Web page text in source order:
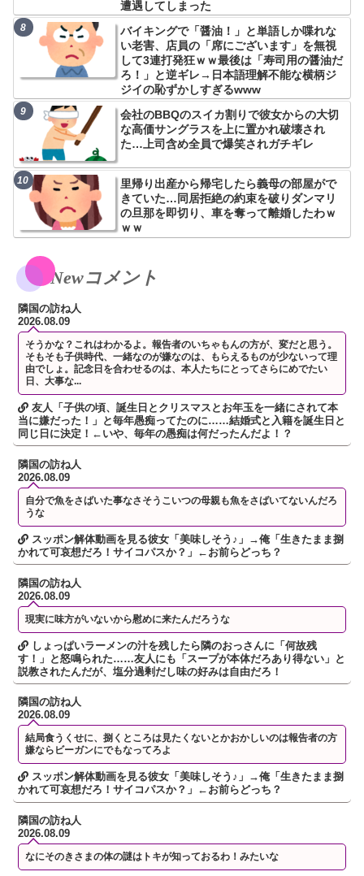
遭遇してしまった
バイキングで「醤油！」と単語しか喋れな
い老害、店員の「席にございます」を無視
して3連打発狂ｗｗ最後は「寿司用の醤油だ
ろ！」と逆ギレ→日本語理解不能な横柄ジ
ジイの恥ずかしすぎるwww
会社のBBQのスイカ割りで彼女からの大切
な高価サングラスを上に置かれ破壊され
た…上司含め全員で爆笑されガチギレ
里帰り出産から帰宅したら義母の部屋がで
きていた…同居拒絶の約束を破りダンマリ
の旦那を即切り、車を奪って離婚したわｗ
ｗｗ
Newコメント
隣国の訪ね人
2026.08.09
そうかな？これはわかるよ。報告者のいちゃもんの方が、変だと思う。
そもそも子供時代、一緒なのが嫌なのは、もらえるものが少ないって理
由でしょ。記念日を合わせるのは、本人たちにとってさらにめでたい
日、大事な...
友人「子供の頃、誕生日とクリスマスとお年玉を一緒にされて本
当に嫌だった！」と毎年愚痴ってたのに……結婚式と入籍を誕生日と
同じ日に決定！←いや、毎年の愚痴は何だったんだよ！？
隣国の訪ね人
2026.08.09
自分で魚をさばいた事なさそうこいつの母親も魚をさばいてないんだろ
うな
スッポン解体動画を見る彼女「美味しそう♪」→俺「生きたまま捌
かれて可哀想だろ！サイコパスか？」←お前らどっち？
隣国の訪ね人
2026.08.09
現実に味方がいないから慰めに来たんだろうな
しょっぱいラーメンの汁を残したら隣のおっさんに「何故残
す！」と怒鳴られた……友人にも「スープが本体だろあり得ない」と
説教されたんだが、塩分過剰だし味の好みは自由だろ！
隣国の訪ね人
2026.08.09
結局食うくせに、捌くところは見たくないとかおかしいのは報告者の方
嫌ならビーガンにでもなってろよ
スッポン解体動画を見る彼女「美味しそう♪」→俺「生きたまま捌
かれて可哀想だろ！サイコパスか？」←お前らどっち？
隣国の訪ね人
2026.08.09
なにそのきさまの体の謎はトキが知っておるわ！みたいな